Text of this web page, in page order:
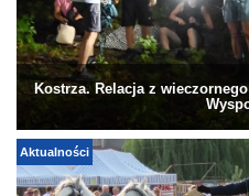
Kostrza. Relacja z
Aktualności